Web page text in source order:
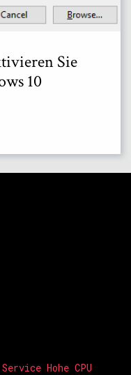
Sie
10
Hohe CPU